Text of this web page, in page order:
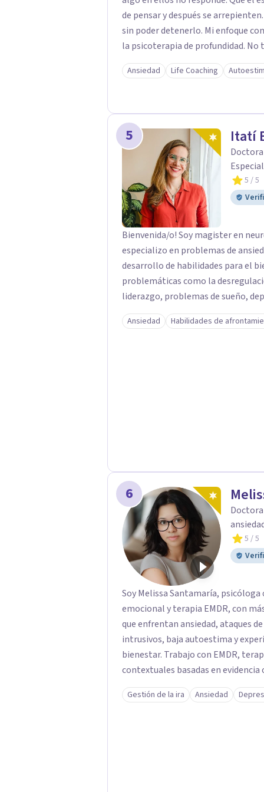
de pensar y después se
sin poder detenerlo. Mi enfoque
la psicoterapia de profundidad. No trabajo sobre los síntomas. Trabajo sobre el
sistema nervioso — el mecanismo que produce esos patrones — para que dejen de
gobernar tu vida. El resultado no
Ansiedad Life Coaching
5 Itatí
5 / 5
Bienvenida/o! Soy magister en
especializo en problemas de
desarrollo de habilidades para el
problemáticas como la
liderazgo, problemas de sueño,
Ansiedad Habilidades de
6
5 / 5
Soy Melissa Santamaría,
emocional y terapia EMDR, con
que enfrentan ansiedad, ataques
intrusivos, baja autoestima y
bienestar. Trabajo con EMDR,
contextuales basadas en
de tu malestar, sanar heridas
vida más equilibrada. Acompaño a
Gestión de la ira Ansiedad